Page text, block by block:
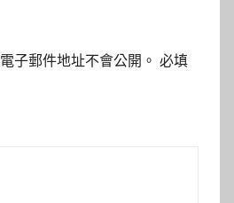
子郵件地址不會公開。 必填